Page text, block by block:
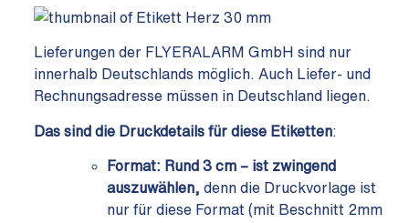
Lieferungen der FLYERALARM GmbH sind nur
innerhalb Deutschlands möglich. Auch Liefer- und
Rechnungsadresse müssen in Deutschland liegen.
Das sind die Druckdetails für diese Etiketten:
Format: Rund 3 cm – ist zwingend
auszuwählen,
denn die Druckvorlage ist
nur für diese Format (mit Beschnitt 2mm